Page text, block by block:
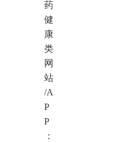
药
健
康
类
网
站
/A
P
P
：